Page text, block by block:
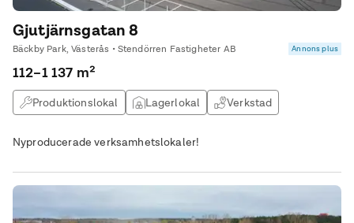
Gjutjärnsgatan 8
Bäckby Park, Västerås • Stendörren Fastigheter AB Annons plus
112–1 137 m²
Produktionslokal Lagerlokal Verkstad
Nyproducerade verksamhetslokaler!